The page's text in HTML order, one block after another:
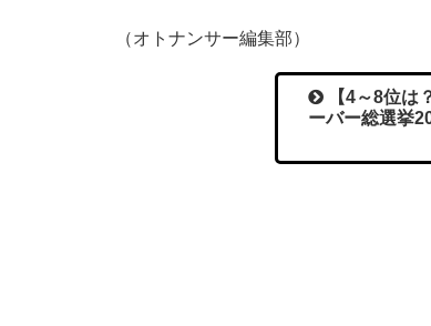
（オトナンサー編集部）
【4～8位は
ーバー総選挙